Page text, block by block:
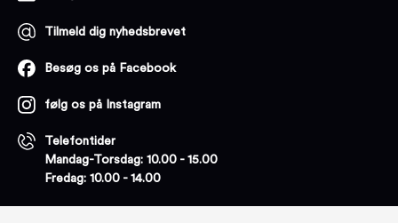
Tilmeld dig nyhedsbrevet
Besøg os på Facebook
følg os på Instagram
Telefontider
Mandag-Torsdag: 10.00 - 15.00
Fredag: 10.00 - 14.00